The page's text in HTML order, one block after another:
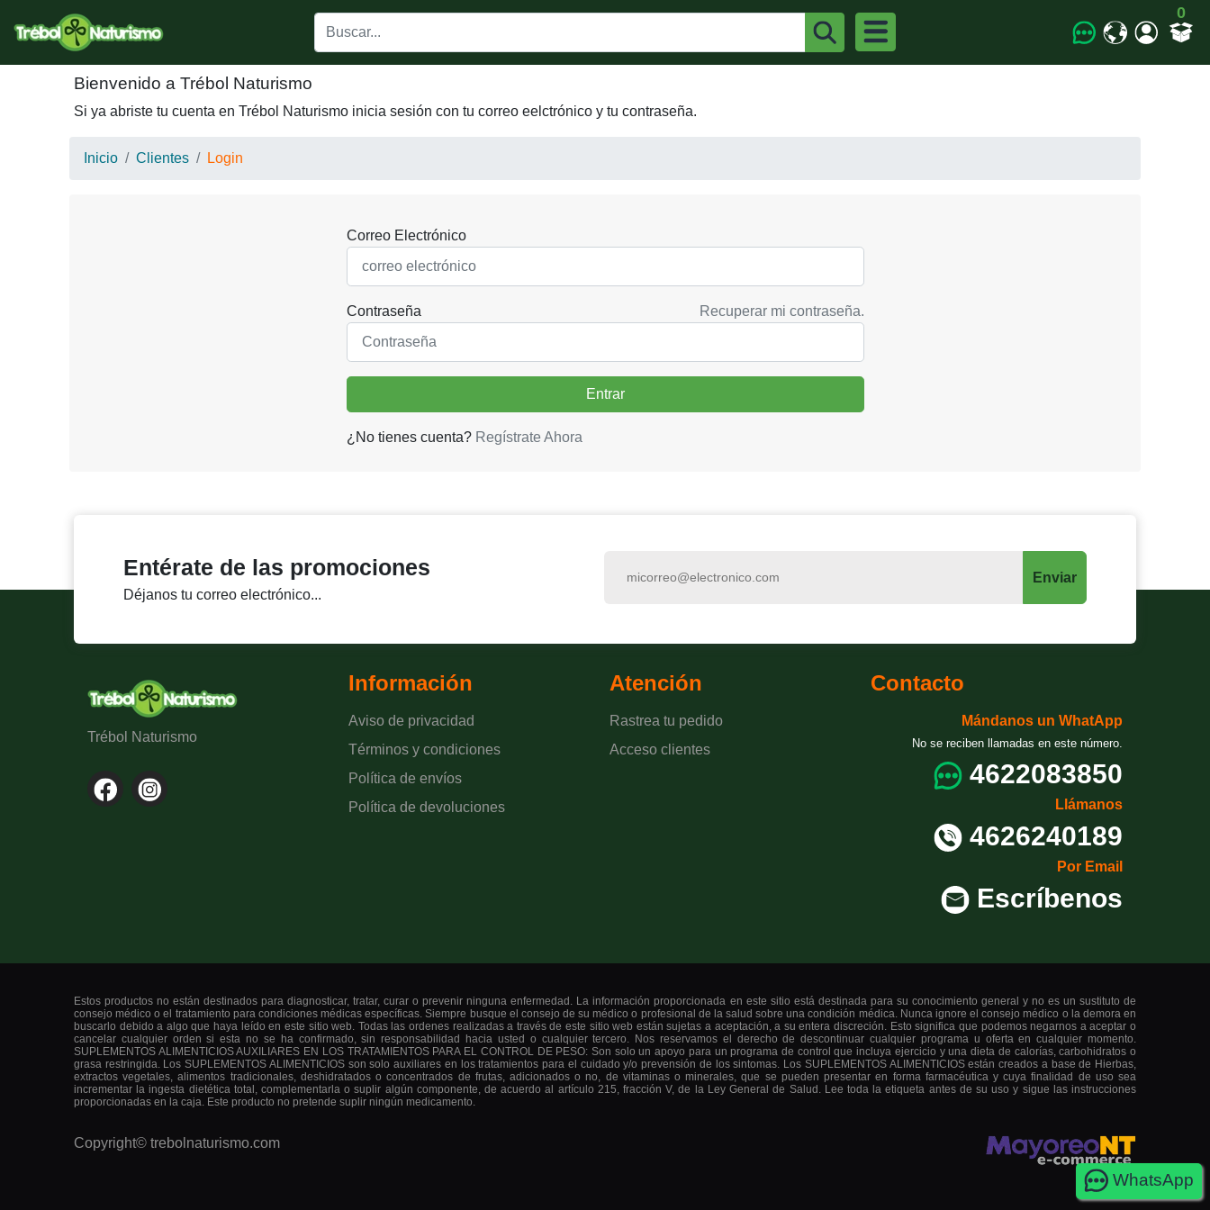
0
Bienvenido a Trébol Naturismo
Si ya abriste tu cuenta en Trébol Naturismo inicia sesión con tu correo eelctrónico y tu contraseña.
Inicio Clientes Login
Correo Electrónico
Contraseña Recuperar mi contraseña.
Entrar
¿No tienes cuenta?Regístrate Ahora
Entérate de las promociones
Déjanos tu correo electrónico...
Enviar
Trébol Naturismo
Información
Aviso de privacidad
Términos y condiciones
Política de envíos
Política de devoluciones
Atención
Rastrea tu pedido
Acceso clientes
Contacto
Mándanos un WhatApp
No se reciben llamadas en este número.
4622083850
Llámanos
4626240189
Por Email
Escríbenos
Estos productos no están destinados para diagnosticar, tratar, curar o prevenir ninguna enfermedad. La información proporcionada en este sitio está destinada para su conocimiento general y no es un sustituto de
consejo médico o el tratamiento para condiciones médicas específicas. Siempre busque el consejo de su médico o profesional de la salud sobre una condición médica. Nunca ignore el consejo médico o la demora en
buscarlo debido a algo que haya leído en este sitio web. Todas las ordenes realizadas a través de este sitio web están sujetas a aceptación, a su entera discreción. Esto significa que podemos negarnos a aceptar o
cancelar cualquier orden si esta no se ha confirmado, sin responsabilidad hacia usted o cualquier tercero. Nos reservamos el derecho de descontinuar cualquier programa u oferta en cualquier momento.
SUPLEMENTOS ALIMENTICIOS AUXILIARES EN LOS TRATAMIENTOS PARA EL CONTROL DE PESO: Son solo un apoyo para un programa de control que incluya ejercicio y una dieta de calorías, carbohidratos o
grasa restringida. Los SUPLEMENTOS ALIMENTICIOS son solo auxiliares en los tratamientos para el cuidado y/o prevensión de los sintomas. Los SUPLEMENTOS ALIMENTICIOS están creados a base de Hierbas,
extractos vegetales, alimentos tradicionales, deshidratados o concentrados de frutas, adicionados o no, de vitaminas o minerales, que se pueden presentar en forma farmacéutica y cuya finalidad de uso sea
incrementar la ingesta dietética total, complementarla o suplir algún componente, de acuerdo al artículo 215, fracción V, de la Ley General de Salud. Lee toda la etiqueta antes de su uso y sigue las instrucciones
proporcionadas en la caja. Este producto no pretende suplir ningún medicamento.
Copyright© trebolnaturismo.com
WhatsApp